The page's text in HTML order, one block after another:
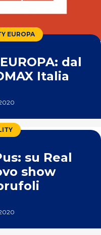
EUROPA
dal
Italia
su Real
show